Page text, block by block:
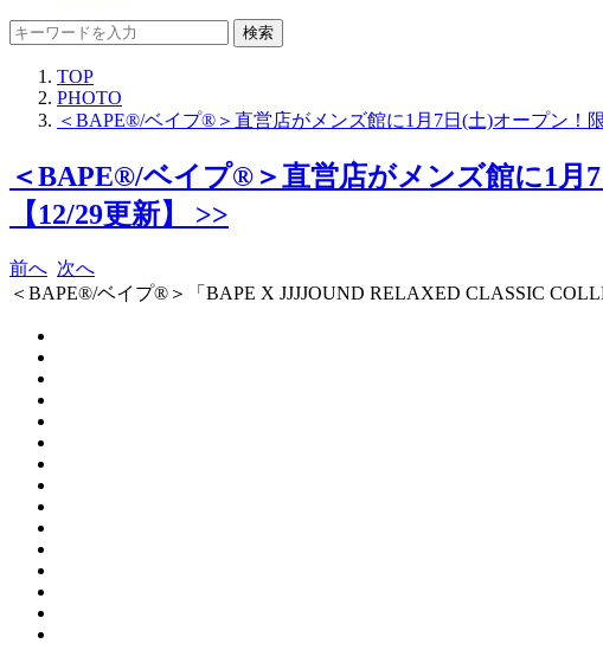
検索
TOP
PHOTO
＜BAPE®/ベイプ®＞直営店がメンズ館に1月7日(土)オープン！
＜BAPE®/ベイプ®＞直営店がメンズ館に1月
【12/29更新】 >>
前へ 次へ
＜BAPE®/ベイプ®＞「BAPE X JJJJOUND RELAXED CLASSIC